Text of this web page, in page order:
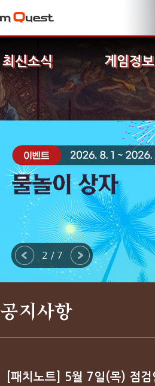
최신소식 게임정보
2 / 7
공지사항
[패치노트] 5월 7일(목) 점